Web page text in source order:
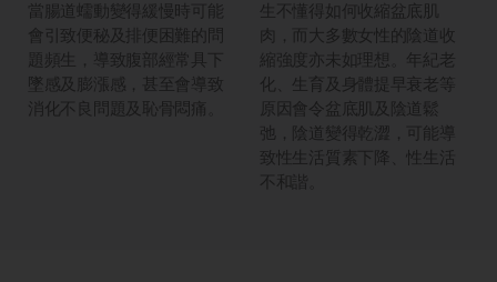
當腸道蠕動變得緩慢時可能
會引致便秘及排便困難的問
題頻生，導致腹部經常具下
墜感及膨漲感，甚至會導致
消化不良問題及恥骨悶痛。
生不懂得如何收縮盆底肌
肉，而大多數女性的陰道收
縮強度亦未如理想。年紀老
化、生育及身體提早衰老等
原因會令盆底肌及陰道鬆
弛，陰道變得乾澀，可能導
致性生活質素下降、性生活
不和諧。